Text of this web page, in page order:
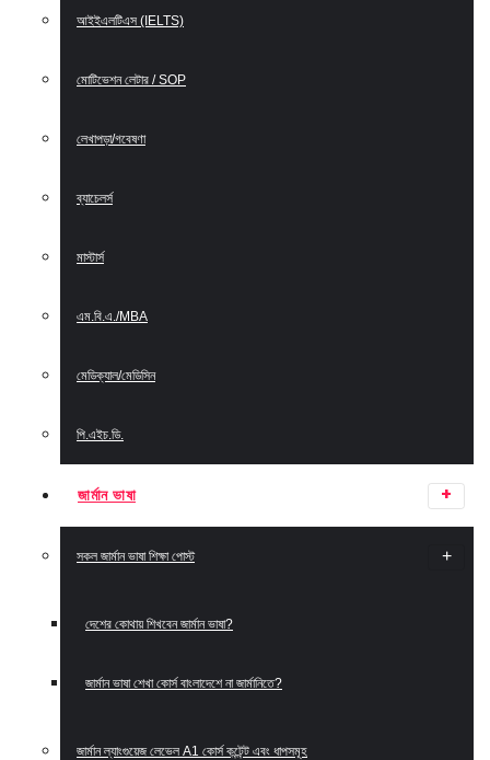
আইইএলটিএস (IELTS)
মোটিভেশন লেটার / SOP
লেখাপড়া/গবেষণা
ব্যাচেলর্স
মাস্টার্স
এম.বি.এ./MBA
মেডিক্যাল/মেডিসিন
পি.এইচ.ডি.
জার্মান ভাষা
সকল জার্মান ভাষা শিক্ষা পোস্ট
দেশের কোথায় শিখবেন জার্মান ভাষা?
জার্মান ভাষা শেখা কোর্স বাংলাদেশে না জার্মানিতে?
জার্মান ল্যাংগুয়েজ লেভেল A1 কোর্স কন্টেন্ট এবং ধাপসমূহ